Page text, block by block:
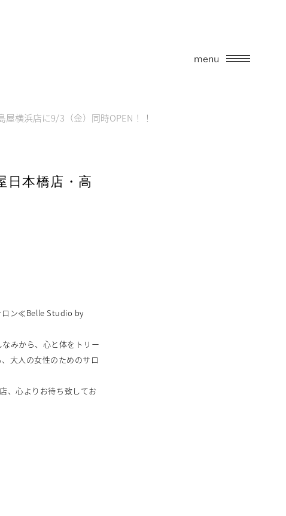
menu
横浜店に9/3（金）同時OPEN！！
日本橋店・高
ロン≪Belle Studio by
みから、心と体をトリー
大人の女性のためのサロ
、心よりお待ち致してお